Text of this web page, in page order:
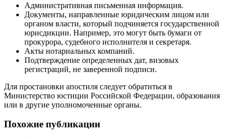
Административная письменная информация.
Документы, направленные юридическим лицом или
органом власти, который подчиняется государственной
юрисдикции. Например, это могут быть бумаги от
прокурора, судебного исполнителя и секретаря.
Акты нотариальных компаний.
Подтверждение определенных дат, визовых
регистраций, не заверенной подписи.
Для простановки апостиля следует обратиться в
Министерство юстиции Российской Федерации, образования
или в другие уполномоченные органы.
Похожие публикации